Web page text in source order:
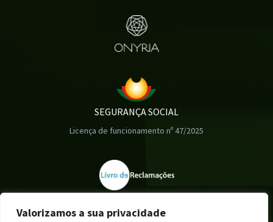
Valorizamos a sua privacidade
SEGURANÇA SOCIAL
Licença de funcionamento nº 47/2025